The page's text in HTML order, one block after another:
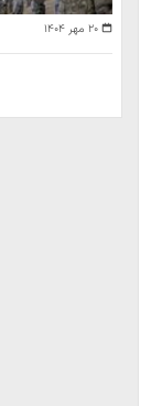
۲۰ مهر ۱۴۰۴